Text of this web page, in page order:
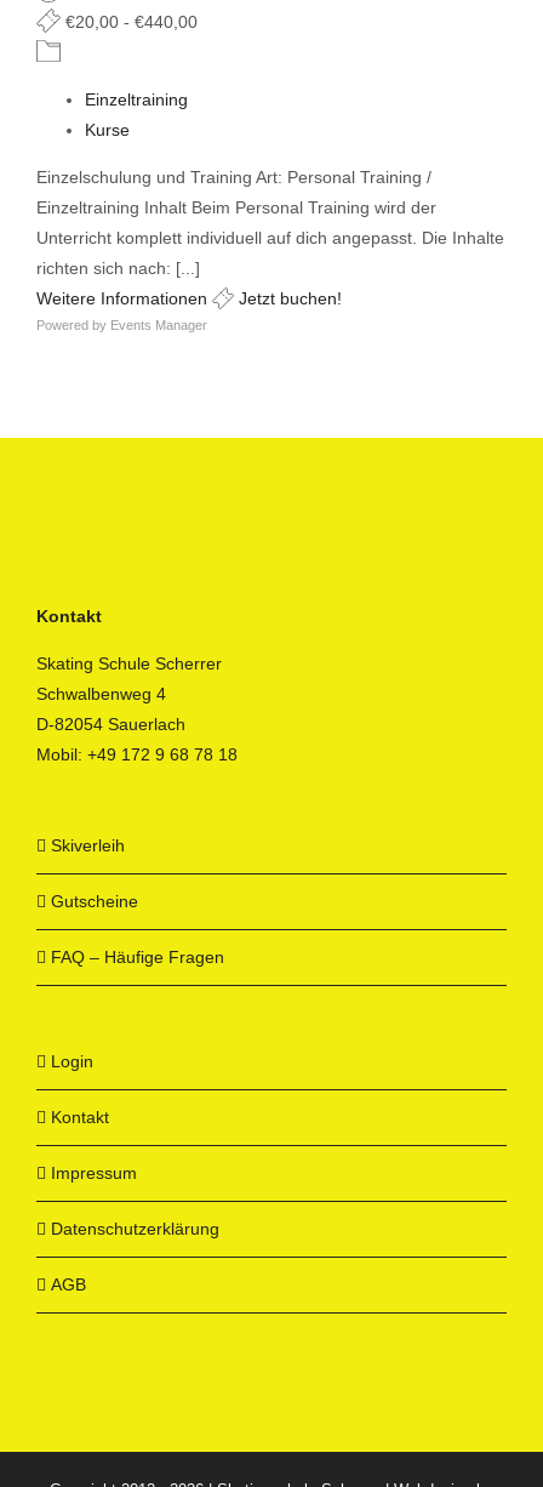
€20,00 - €440,00
Einzeltraining
Kurse
Einzelschulung und Training Art: Personal Training /
Einzeltraining Inhalt Beim Personal Training wird der
Unterricht komplett individuell auf dich angepasst. Die Inhalte
richten sich nach: [...]
Weitere Informationen
Jetzt buchen!
Powered by Events Manager
Kontakt
Skating Schule Scherrer
Schwalbenweg 4
D-82054 Sauerlach
Mobil: +49 172 9 68 78 18
Skiverleih
Gutscheine
FAQ – Häufige Fragen
Login
Kontakt
Impressum
Datenschutzerklärung
AGB